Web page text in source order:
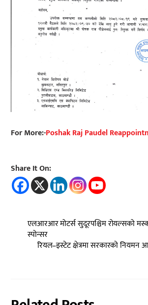
For More:-Poshak Raj Paudel
Share It On:
एलआरआर मोटर्स सुदूरपश्चिम रोयल्सको मस्कट
स्पोन्सर
रियल–इस्टेट क्षेत्रमा सरकारको